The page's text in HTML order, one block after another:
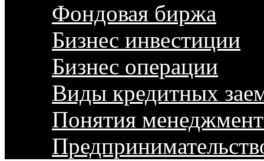
Фондовая биржа
Бизнес инвестиции
Бизнес операции
Виды кредитных
Понятия